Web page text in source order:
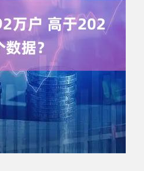
沪深300 4651.31 -6.85